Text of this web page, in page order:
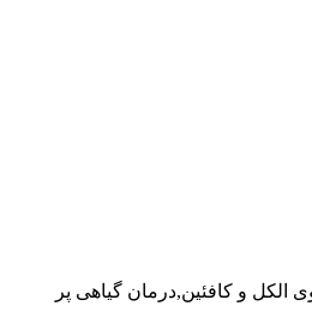
الکل و کافئین,درمان گیاهی پر